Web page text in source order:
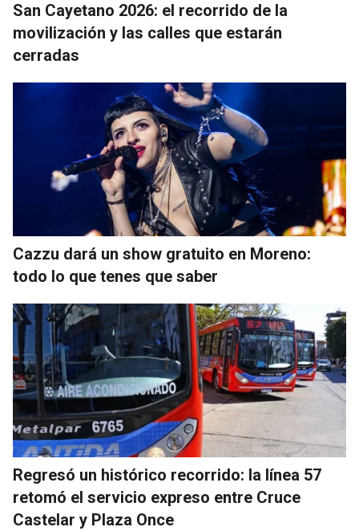
San Cayetano 2026: el recorrido de la
movilización y las calles que estarán
cerradas
Cazzu dará un show gratuito en Moreno:
todo lo que tenes que saber
Regresó un histórico recorrido: la línea 57
retomó el servicio expreso entre Cruce
Castelar y Plaza Once